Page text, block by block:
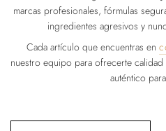
marcas profesionales, fórmulas
ingredientes agresivos y
Cada artículo que encuentras en
nuestro equipo para ofrecerte
auténtico